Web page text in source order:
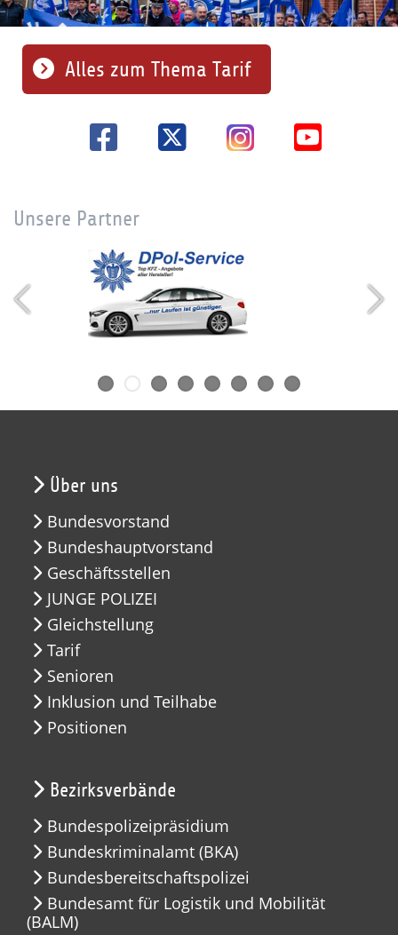
Alles zum Thema Tarif
Unsere Partner
Über uns
Bundesvorstand
Bundeshauptvorstand
Geschäftsstellen
JUNGE POLIZEI
Gleichstellung
Tarif
Senioren
Inklusion und Teilhabe
Positionen
Bezirksverbände
Bundespolizeipräsidium
Bundeskriminalamt (BKA)
Bundesbereitschaftspolizei
Bundesamt für Logistik und Mobilität
(BALM)